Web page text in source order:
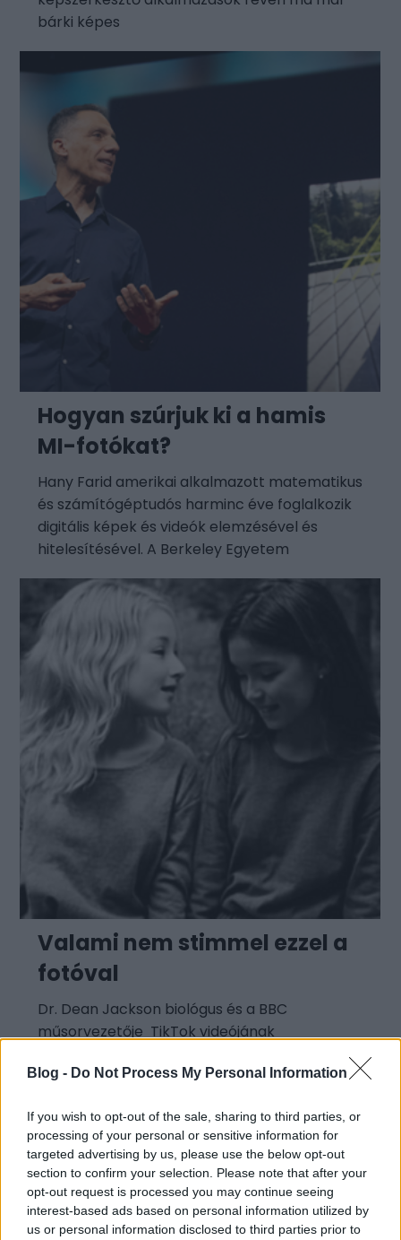
Blog - Do Not Process My Personal Information
If you wish to opt-out of the sale, sharing to third parties, or
processing of your personal or sensitive information for
targeted advertising by us, please use the below opt-out
section to confirm your selection. Please note that after your
opt-out request is processed you may continue seeing
interest-based ads based on personal information utilized by
us or personal information disclosed to third parties prior to
bárki képes
Hogyan szúrjuk ki a hamis
MI-fotókat?
Hany Farid amerikai alkalmazott matematikus
és számítógéptudós harminc éve foglalkozik
digitális képek és videók elemzésével és
hitelesítésével. A Berkeley Egyetem
Valami nem stimmel ezzel a
fotóval
Dr. Dean Jackson biológus és a BBC
műsorvezetője TikTok videójának
köszönhetően egy egyszerű, családinak tűnő
gyerekportré kering most világszerte a